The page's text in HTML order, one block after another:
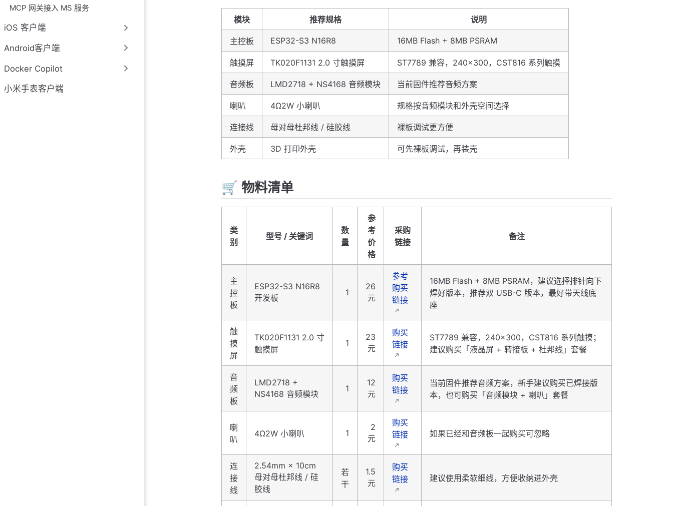
MCP 网关接入 MS 服务
iOS 客户端
Android客户端
Docker Copilot
小米手表客户端
模块 推荐规格 说明
主控板 ESP32-S3 N16R8 16MB Flash + 8MB PSRAM
触摸屏 TK020F1131 2.0 寸触摸屏 ST7789 兼容，240×300，CST816 系列触摸
音频板 LMD2718 + NS4168 音频模块 当前固件推荐音频方案
喇叭 4Ω2W 小喇叭 规格按音频模块和外壳空间选择
连接线 母对母杜邦线 / 硅胶线 裸板调试更方便
外壳 3D 打印外壳 可先裸板调试，再装壳
🛒 物料清单
类
别
型号 / 关键词
数
量
参
考
价
格
采购
链接
备注
主
控
板
ESP32-S3 N16R8
开发板
1
26
元
参考
购买
链接
16MB Flash + 8MB PSRAM，建议选择排针向下
焊好版本，推荐双 USB-C 版本，最好带天线底
座
触
摸
屏
TK020F1131 2.0 寸
触摸屏
1
23
元
购买
链接
ST7789 兼容，240×300，CST816 系列触摸；
建议购买「液晶屏 + 转接板 + 杜邦线」套餐
音
频
板
LMD2718 +
NS4168 音频模块
1
12
元
购买
链接
当前固件推荐音频方案，新手建议购买已焊接版
本，也可购买「音频模块 + 喇叭」套餐
喇
叭
4Ω2W 小喇叭 1
2
元
购买
链接
如果已经和音频板一起购买可忽略
连
接
线
2.54mm × 10cm
母对母杜邦线 / 硅
胶线
若
干
1.5
元
购买
链接
建议使用柔软细线，方便收纳进外壳